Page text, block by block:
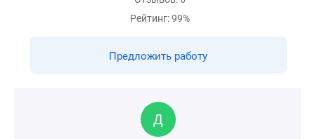
Рейтинг: 99%
Предложить работу